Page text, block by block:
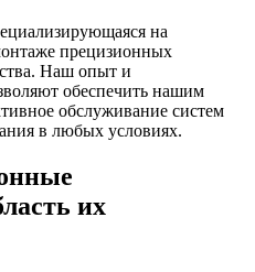
на
прецизионных
Наш опыт и
обеспечить нашим
обслуживание систем
в любых условиях.
их